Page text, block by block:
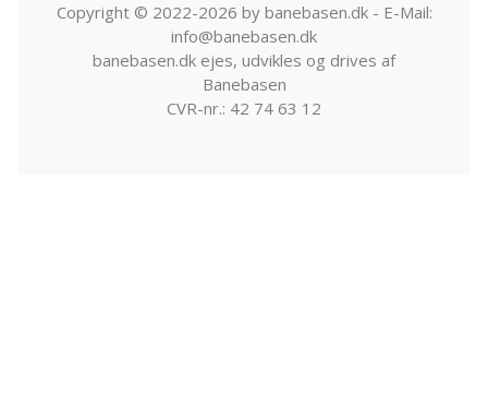
Copyright © 2022-2026 by banebasen.dk - E-Mail:
info@banebasen.dk
banebasen.dk ejes, udvikles og drives af
Banebasen
CVR-nr.: 42 74 63 12